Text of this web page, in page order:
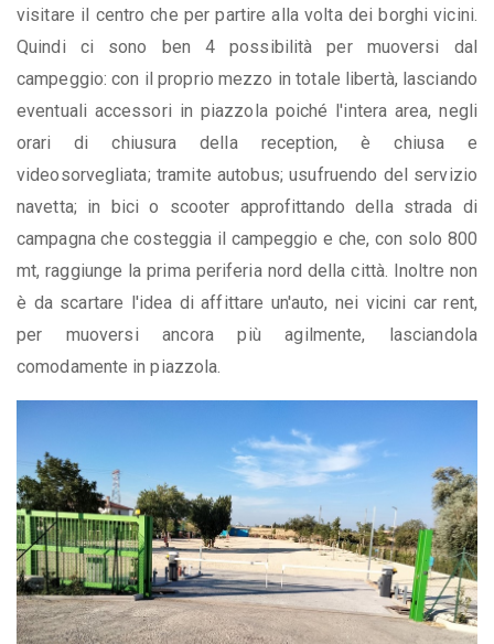
visitare il centro che per partire alla volta dei borghi vicini.
Quindi ci sono ben 4 possibilità per muoversi dal
campeggio: con il proprio mezzo in totale libertà, lasciando
eventuali accessori in piazzola poiché l'intera area, negli
orari di chiusura della reception, è chiusa e
videosorvegliata; tramite autobus; usufruendo del servizio
navetta; in bici o scooter approfittando della strada di
campagna che costeggia il campeggio e che, con solo 800
mt, raggiunge la prima periferia nord della città. Inoltre non
è da scartare l'idea di affittare un'auto, nei vicini car rent,
per muoversi ancora più agilmente, lasciandola
comodamente in piazzola.